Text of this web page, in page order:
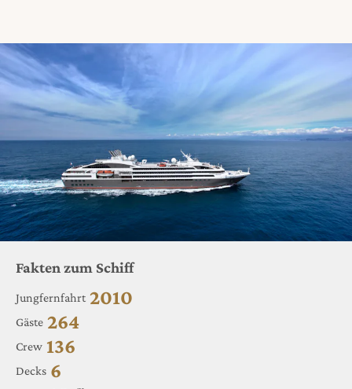
Fakten zum Schiff
Jungfernfahrt 2010
Gäste 264
Crew 136
Decks 6